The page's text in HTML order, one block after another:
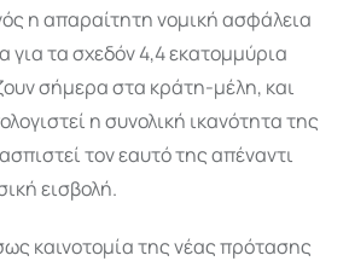
η απαραίτητη νομική ασφάλεια
για τα σχεδόν 4,4 εκατομμύρια
σήμερα στα κράτη-μέλη, και
η συνολική ικανότητα της
τον εαυτό της απέναντι
εισβολή.
καινοτομία της νέας πρότασης